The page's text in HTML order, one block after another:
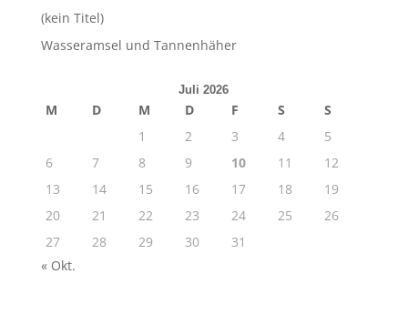
(kein Titel)
Wasseramsel und Tannenhäher
Juli 2026
M D M D F S
S
1
2 3 4
5
6
7 8 9 10 11
12
13
14 15 16 17 18
19
20
21 22 23 24 25
26
27
28 29 30
31
« Okt.